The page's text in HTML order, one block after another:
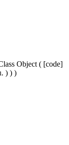
Object ( [code]
) ) )